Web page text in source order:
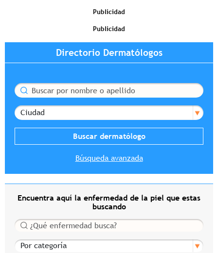
Publicidad
Publicidad
Directorio Dermatólogos
Buscar
Ciudad
Búsqueda avanzada
Encuentra aquí la enfermedad de la piel que estas
buscando
Buscar
Por categoría